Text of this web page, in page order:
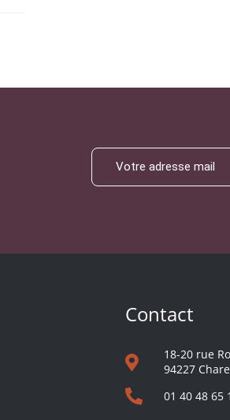
Contact
18-20 rue
94227
01 40 48 65